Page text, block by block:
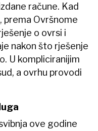
račune. Kad
prema Ovršnome
o ovrsi i
nakon što rješenje
U kompliciranijim
a ovrhu provodi
ove godine